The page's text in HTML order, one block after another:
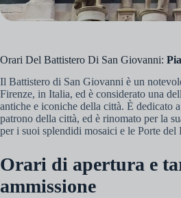
Orari Del Battistero Di San Giovanni:
Il Battistero di San Giovanni è un
Firenze, in Italia, ed è considerato una
antiche e iconiche della città. È dedicato
patrono della città, ed è rinomato per la
per i suoi splendidi mosaici e le Porte del
Orari di apertura e
ammissione